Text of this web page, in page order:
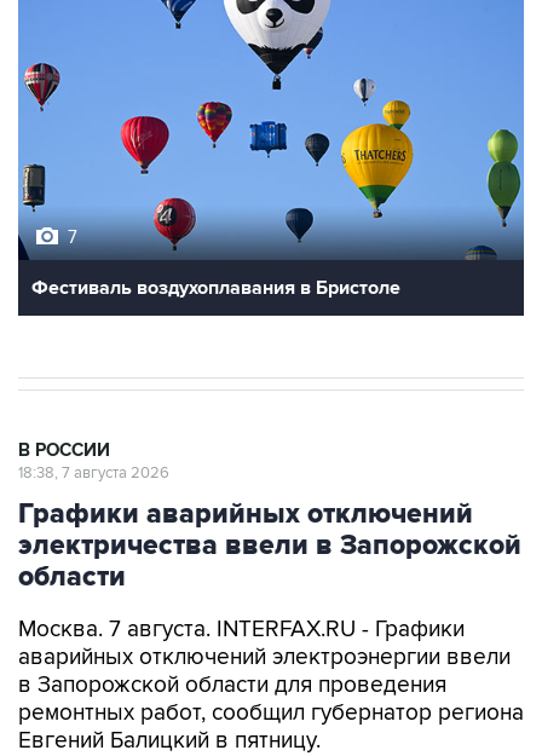
7
Фестиваль воздухоплавания в Бристоле
В РОССИИ
18:38, 7 августа 2026
Графики аварийных отключений
электричества ввели в Запорожской
области
Москва. 7 августа. INTERFAX.RU - Графики
аварийных отключений электроэнергии ввели
в Запорожской области для проведения
ремонтных работ, сообщил губернатор региона
Евгений Балицкий в пятницу.